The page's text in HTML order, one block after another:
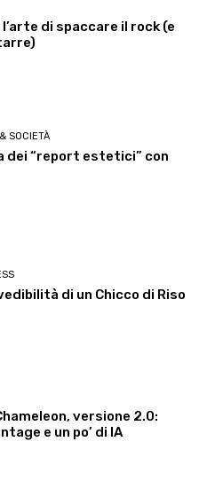
l’arte di spaccare il rock (e
SOCIETÀ
dei “report estetici” con
di un Chicco di Riso
versione 2.0:
e un po’ di IA